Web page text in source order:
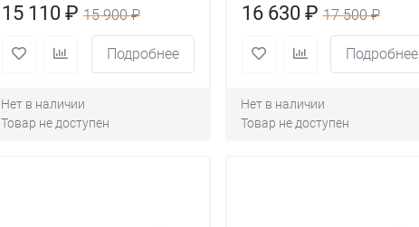
15 110 ₽15 900 ₽
Подробнее
Нет в наличии
Товар не доступен
16 630 ₽17 500 ₽
Подробнее
Нет в наличии
Товар не доступен